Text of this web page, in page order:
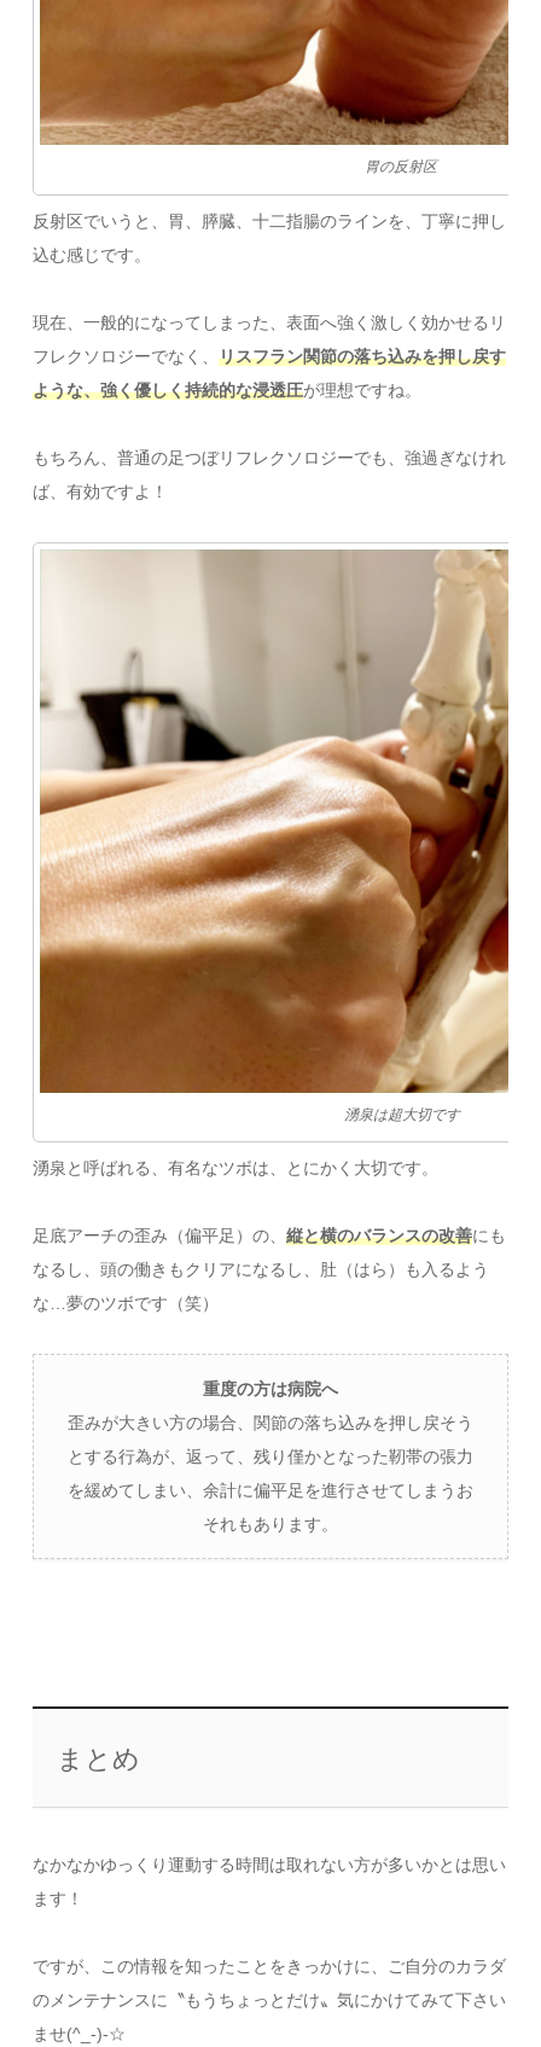
胃の反射区
反射区でいうと、胃、膵臓、十二指腸のラインを、丁寧に押し
込む感じです。
現在、一般的になってしまった、表面へ強く激しく効かせるリ
フレクソロジーでなく、リスフラン関節の落ち込みを押し戻す
ような、強く優しく持続的な浸透圧が理想ですね。
もちろん、普通の足つぼリフレクソロジーでも、強過ぎなけれ
ば、有効ですよ！
湧泉は超大切です
湧泉と呼ばれる、有名なツボは、とにかく大切です。
足底アーチの歪み（偏平足）の、縦と横のバランスの改善にも
なるし、頭の働きもクリアになるし、肚（はら）も入るよう
な…夢のツボです（笑）
重度の方は病院へ
歪みが大きい方の場合、関節の落ち込みを押し戻そう
とする行為が、返って、残り僅かとなった靭帯の張力
を緩めてしまい、余計に偏平足を進行させてしまうお
それもあります。
まとめ
なかなかゆっくり運動する時間は取れない方が多いかとは思い
ます！
ですが、この情報を知ったことをきっかけに、ご自分のカラダ
のメンテナンスに〝もうちょっとだけ〟気にかけてみて下さい
ませ(^_-)-☆